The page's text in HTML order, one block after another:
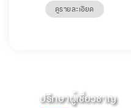
ดูรายละเอียด
ปรึกษาผู้เชี่ยวชาญ